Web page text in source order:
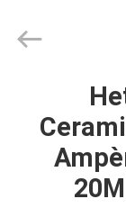
Co.,Ltd.